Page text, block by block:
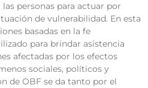
personas para actuar por
de vulnerabilidad. En esta
basadas en la fe
para brindar asistencia
afectadas por los efectos
sociales, políticos y
de OBF se da tanto por el